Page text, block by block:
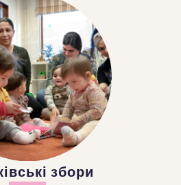
збори